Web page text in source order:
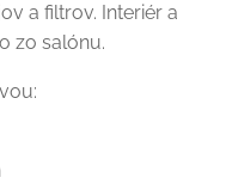
a filtrov. Interiér a
zo salónu.